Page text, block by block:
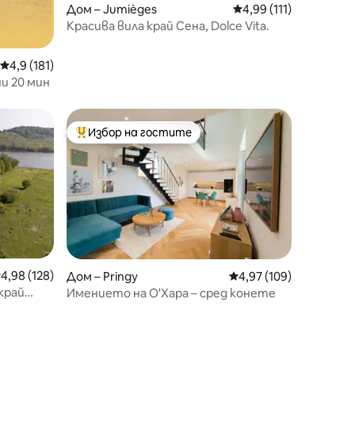
Средна оценка: 4,9 от 5, 181 отзива
4,9 (181)
20 мин
Дом – Jumièges Средна оценка: 4,99
4,99 (111)
Красива вила край Сена, Dolce Vita.
оценка: 4,98 от 5, 128 отзива
4,98 (128)
Най-популярен избор на гостите
Избор на гостите
Дом – Pringy Средна оценка: 4,97
4,97 (109)
Имението на О'Хара – сред конете